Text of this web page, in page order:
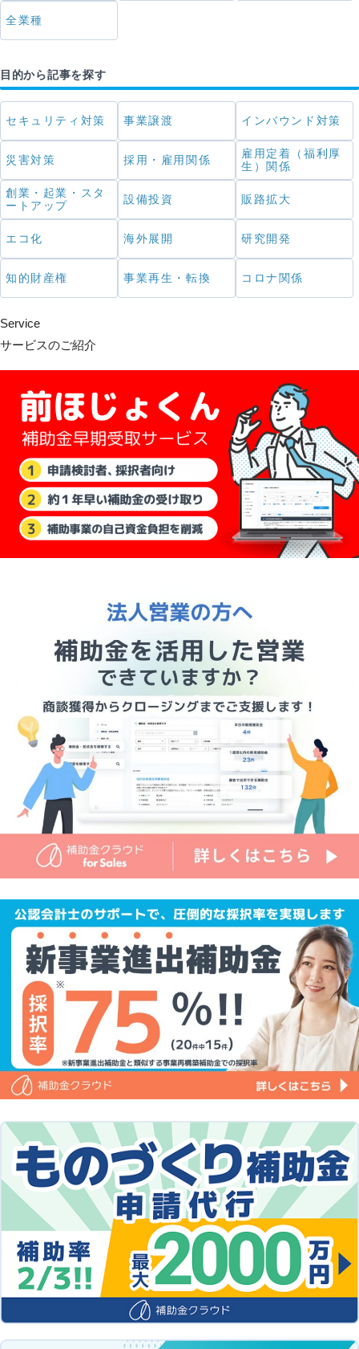
全業種
目的から記事を探す
セキュリティ対策 事業譲渡 インバウンド対策
災害対策 採用・雇用関係
雇用定着（福利厚
生）関係
創業・起業・スタ
ートアップ
設備投資 販路拡大
エコ化 海外展開 研究開発
知的財産権 事業再生・転換 コロナ関係
Service
サービスのご紹介